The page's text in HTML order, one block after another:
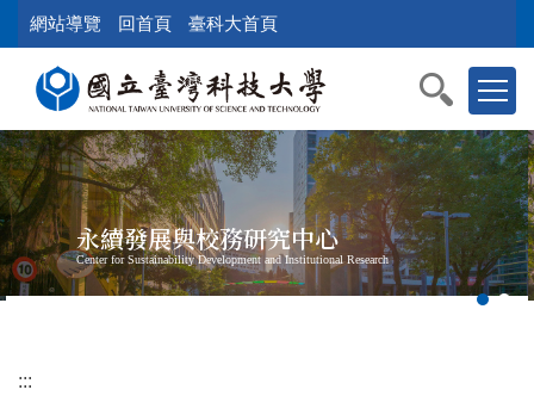
到
內
容
區
塊
網站導覽 回首頁 臺科大首頁
永續發展與校務研究中心
Center for Sustainability Development and Institutional Research
:::